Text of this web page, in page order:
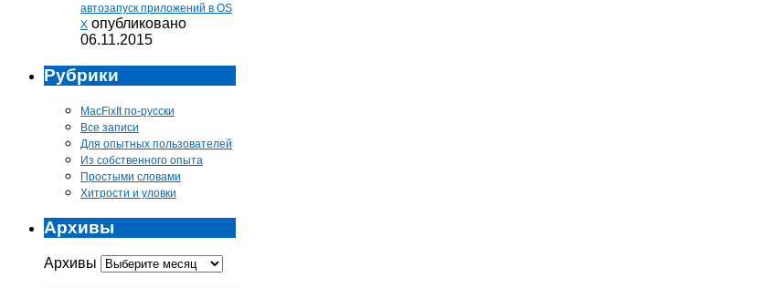
автозапуск приложений в OS
X опубликовано
06.11.2015
Рубрики
MacFixIt по-русски
Все записи
Для опытных пользователей
Из собственного опыта
Простыми словами
Хитрости и уловки
Архивы
Архивы